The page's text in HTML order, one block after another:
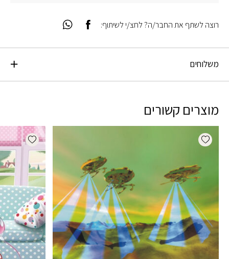
משלוחים
רוצה לשתף את החבר/ה? לחצ/י לשיתוף:
מוצרים קשורים
Add wishlist
wishlist